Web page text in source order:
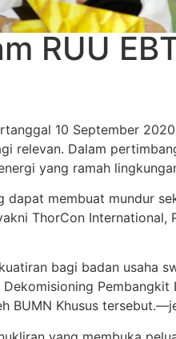
RUU
10 September
relevan. Dalam
yang ramah
membuat mundur
ThorCon
bagi badan usaha
BUMN Khusus